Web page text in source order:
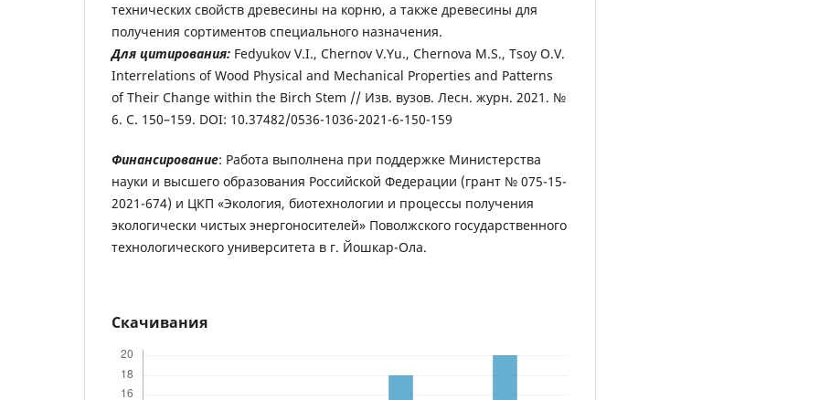
технических свойств древесины на корню, а также древесины для
получения сортиментов специального назначения.
Для цитирования: Fedyukov V.I., Chernov V.Yu., Chernova M.S., Tsoy O.V.
Interrelations of Wood Physical and Mechanical Properties and Patterns
of Their Change within the Birch Stem // Изв. вузов. Лесн. журн. 2021. №
6. С. 150–159. DOI: 10.37482/0536-1036-2021-6-150-159
Финансирование: Работа выполнена при поддержке Министерства
науки и высшего образования Российской Федерации (грант № 075-15-
2021-674) и ЦКП «Экология, биотехнологии и процессы получения
экологически чистых энергоносителей» Поволжского государственного
технологического университета в г. Йошкар-Ола.
Скачивания